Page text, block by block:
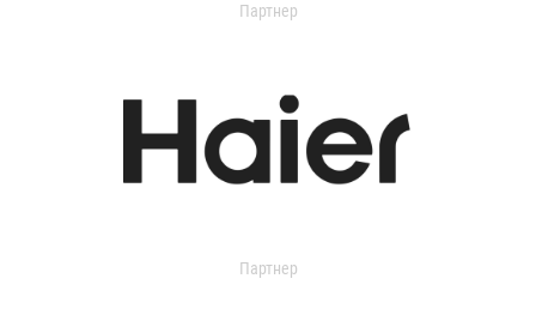
Партнер
Партнер